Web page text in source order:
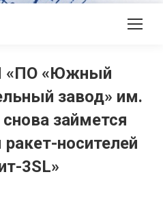
«ПО «Южный
завод» им.
займется
носителей
3SL»